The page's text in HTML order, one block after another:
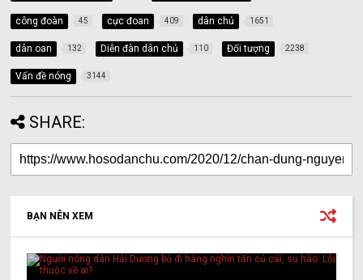
công đoàn 45 cực đoan 409 dân chủ 1651
dân oan 132 Diễn đàn dân chủ 110 Đối tượng 2238
Vấn đề nóng 3144
SHARE:
BẠN NÊN XEM